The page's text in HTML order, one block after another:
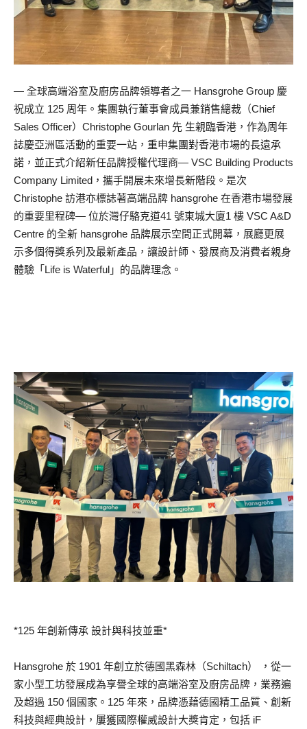
— 全球高端浴室及廚房品牌領導者之一 Hansgrohe Group 慶
祝成立 125 周年。集團執行董事會成員兼銷售總裁（Chief
Sales Officer）Christophe Gourlan 先 生親臨香港，作為周年
誌慶亞洲區活動的重要一站，重申集團對香港市場的長遠承
諾，並正式介紹新任品牌授權代理商— VSC Building Products
Company Limited，攜手開展未來增長新階段。是次
Christophe 訪港亦標誌著高端品牌 hansgrohe 在香港市場發展
的重要里程碑— 位於灣仔駱克道41 號東城大廈1 樓 VSC A&D
Centre 的全新 hansgrohe 品牌展示空間正式開幕，展廳更展
示多個得獎系列及最新產品，讓設計師、發展商及消費者親身
體驗「Life is Waterful」的品牌理念。
*125 年創新傳承 設計與科技並重*
Hansgrohe 於 1901 年創立於德國黑森林（Schiltach） ，從一
家小型工坊發展成為享譽全球的高端浴室及廚房品牌，業務遍
及超過 150 個國家。125 年來，品牌憑藉德國精工品質、創新
科技與經典設計，屢獲國際權威設計大獎肯定，包括 iF